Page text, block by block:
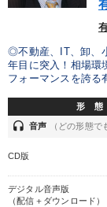
◎不動産、IT、卸、
年目に突入！相場環
フォーマンスを誇る
形 態
headset 音声 （どの形態で
CD版
デジタル音声版
（配信＋ダウンロード）